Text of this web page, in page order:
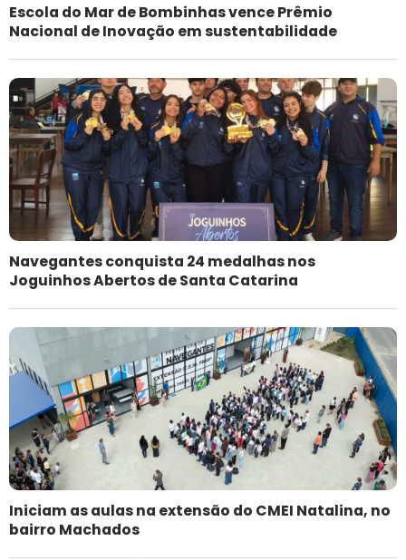
Escola do Mar de Bombinhas vence Prêmio
Nacional de Inovação em sustentabilidade
Navegantes conquista 24 medalhas nos
Joguinhos Abertos de Santa Catarina
Iniciam as aulas na extensão do CMEI Natalina, no
bairro Machados